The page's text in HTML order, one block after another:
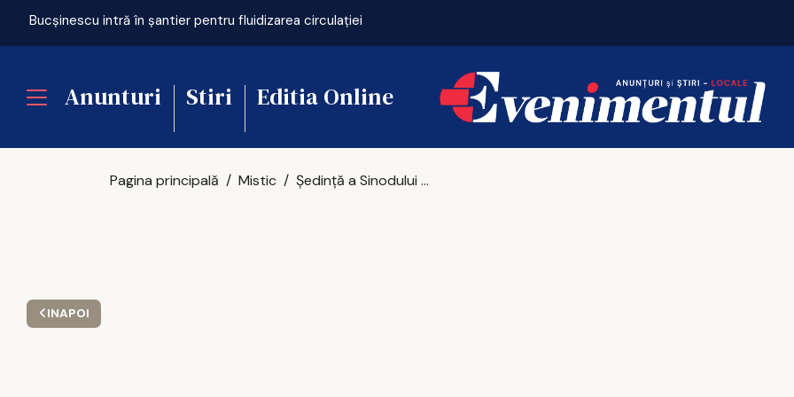
Bucșinescu intră în șantier pentru fluidizarea circulației Iașul bogaților: taxa pe lux se triplează pentru
Anunturi Stiri Editia Online
INAPOI
Pagina principală Mistic Ședință a Sinodului Mitropolitan al Mitropoliei Moldovei și Bucovinei